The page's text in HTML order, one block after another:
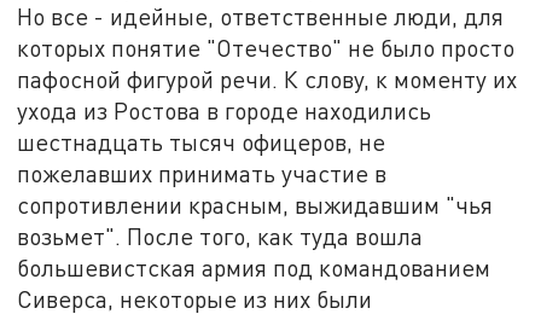
Но все - идейные, ответственные люди, для
которых понятие "Отечество" не было просто
пафосной фигурой речи. К слову, к моменту их
ухода из Ростова в городе находились
шестнадцать тысяч офицеров, не
пожелавших принимать участие в
сопротивлении красным, выжидавшим "чья
возьмет". После того, как туда вошла
большевистская армия под командованием
Сиверса, некоторые из них были